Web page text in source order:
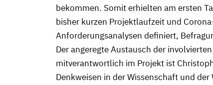
bekommen. Somit erhielten am ersten
bisher kurzen Projektlaufzeit und
Anforderungsanalysen definiert,
Der angeregte Austausch der
mitverantwortlich im Projekt ist
Denkweisen in der Wissenschaft und